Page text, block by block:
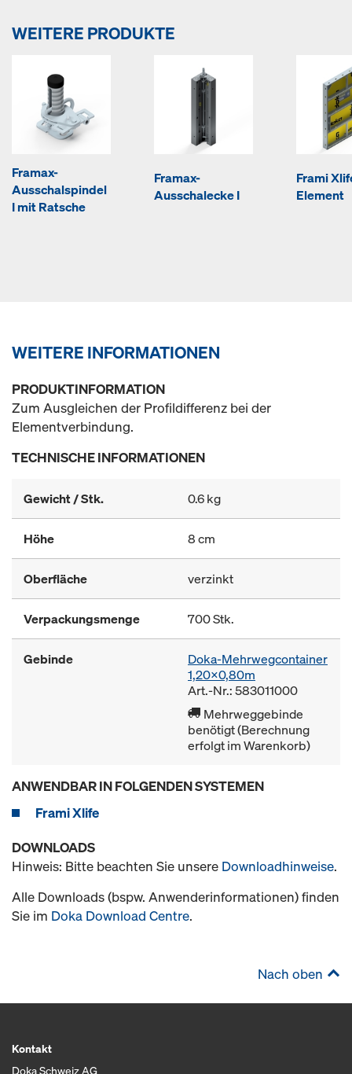
WEITERE PRODUKTE
Framax-
Ausschalspindel
I mit Ratsche
Framax-
Ausschalecke I
Frami
Element
WEITERE INFORMATIONEN
PRODUKTINFORMATION
Zum Ausgleichen der Profildifferenz bei der
Elementverbindung.
TECHNISCHE INFORMATIONEN
Gewicht / Stk. 0.6 kg
Höhe 8 cm
Oberfläche verzinkt
Verpackungsmenge 700 Stk.
Gebinde
Doka-Mehrwegcontainer
1,20x0,80m
Art.-Nr.: 583011000
Mehrweggebinde
benötigt (Berechnung
erfolgt im Warenkorb)
ANWENDBAR IN FOLGENDEN SYSTEMEN
Frami Xlife
DOWNLOADS
Hinweis: Bitte beachten Sie unsere Downloadhinweise.
Alle Downloads (bspw. Anwenderinformationen) finden
Sie im Doka Download Centre.
Nach oben
Kontakt
Doka Schweiz AG